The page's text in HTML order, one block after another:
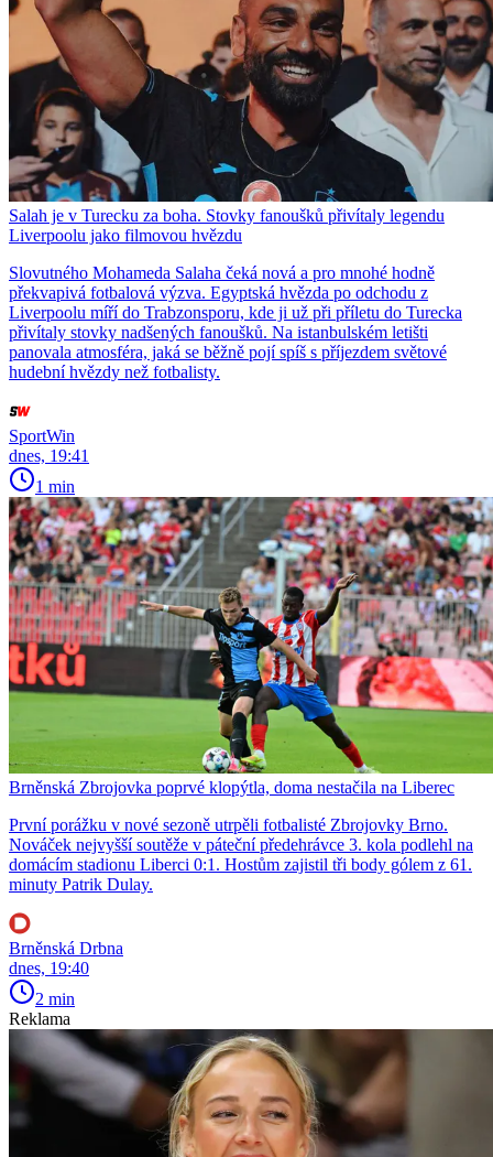
Salah je v Turecku za boha. Stovky fanoušků přivítaly legendu
Liverpoolu jako filmovou hvězdu
Slovutného Mohameda Salaha čeká nová a pro mnohé hodně
překvapivá fotbalová výzva. Egyptská hvězda po odchodu z
Liverpoolu míří do Trabzonsporu, kde ji už při příletu do Turecka
přivítaly stovky nadšených fanoušků. Na istanbulském letišti
panovala atmosféra, jaká se běžně pojí spíš s příjezdem světové
hudební hvězdy než fotbalisty.
SportWin
dnes, 19:41
1 min
Brněnská Zbrojovka poprvé klopýtla, doma nestačila na Liberec
První porážku v nové sezoně utrpěli fotbalisté Zbrojovky Brno.
Nováček nejvyšší soutěže v páteční předehrávce 3. kola podlehl na
domácím stadionu Liberci 0:1. Hostům zajistil tři body gólem z 61.
minuty Patrik Dulay.
Brněnská Drbna
dnes, 19:40
2 min
Reklama